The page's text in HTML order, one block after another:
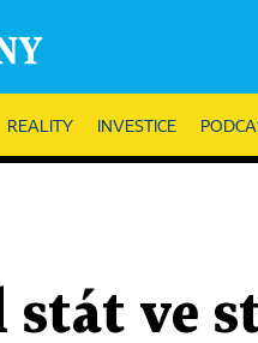
REALITY INVESTICE
ve